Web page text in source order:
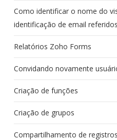
Como identificar o nome do
identificação de email
Relatórios Zoho Forms
Convidando novamente
Criação de funções
Criação de grupos
Compartilhamento de registros